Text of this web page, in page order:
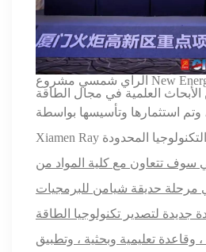
الراي شمسي مشروع New Energy RD Center عبارة
العلمية في مجال الطاقة
استثمارها وتأسيسها بواسطة
Xiamen Ray
سوف تتعاون مع كلية المواد من
حديقة شيامن للبرمجيات
جديدة لتصدير تكنولوجيا الطاقة
، وقاعدة تعليمية وبحثية ، وتطبيق